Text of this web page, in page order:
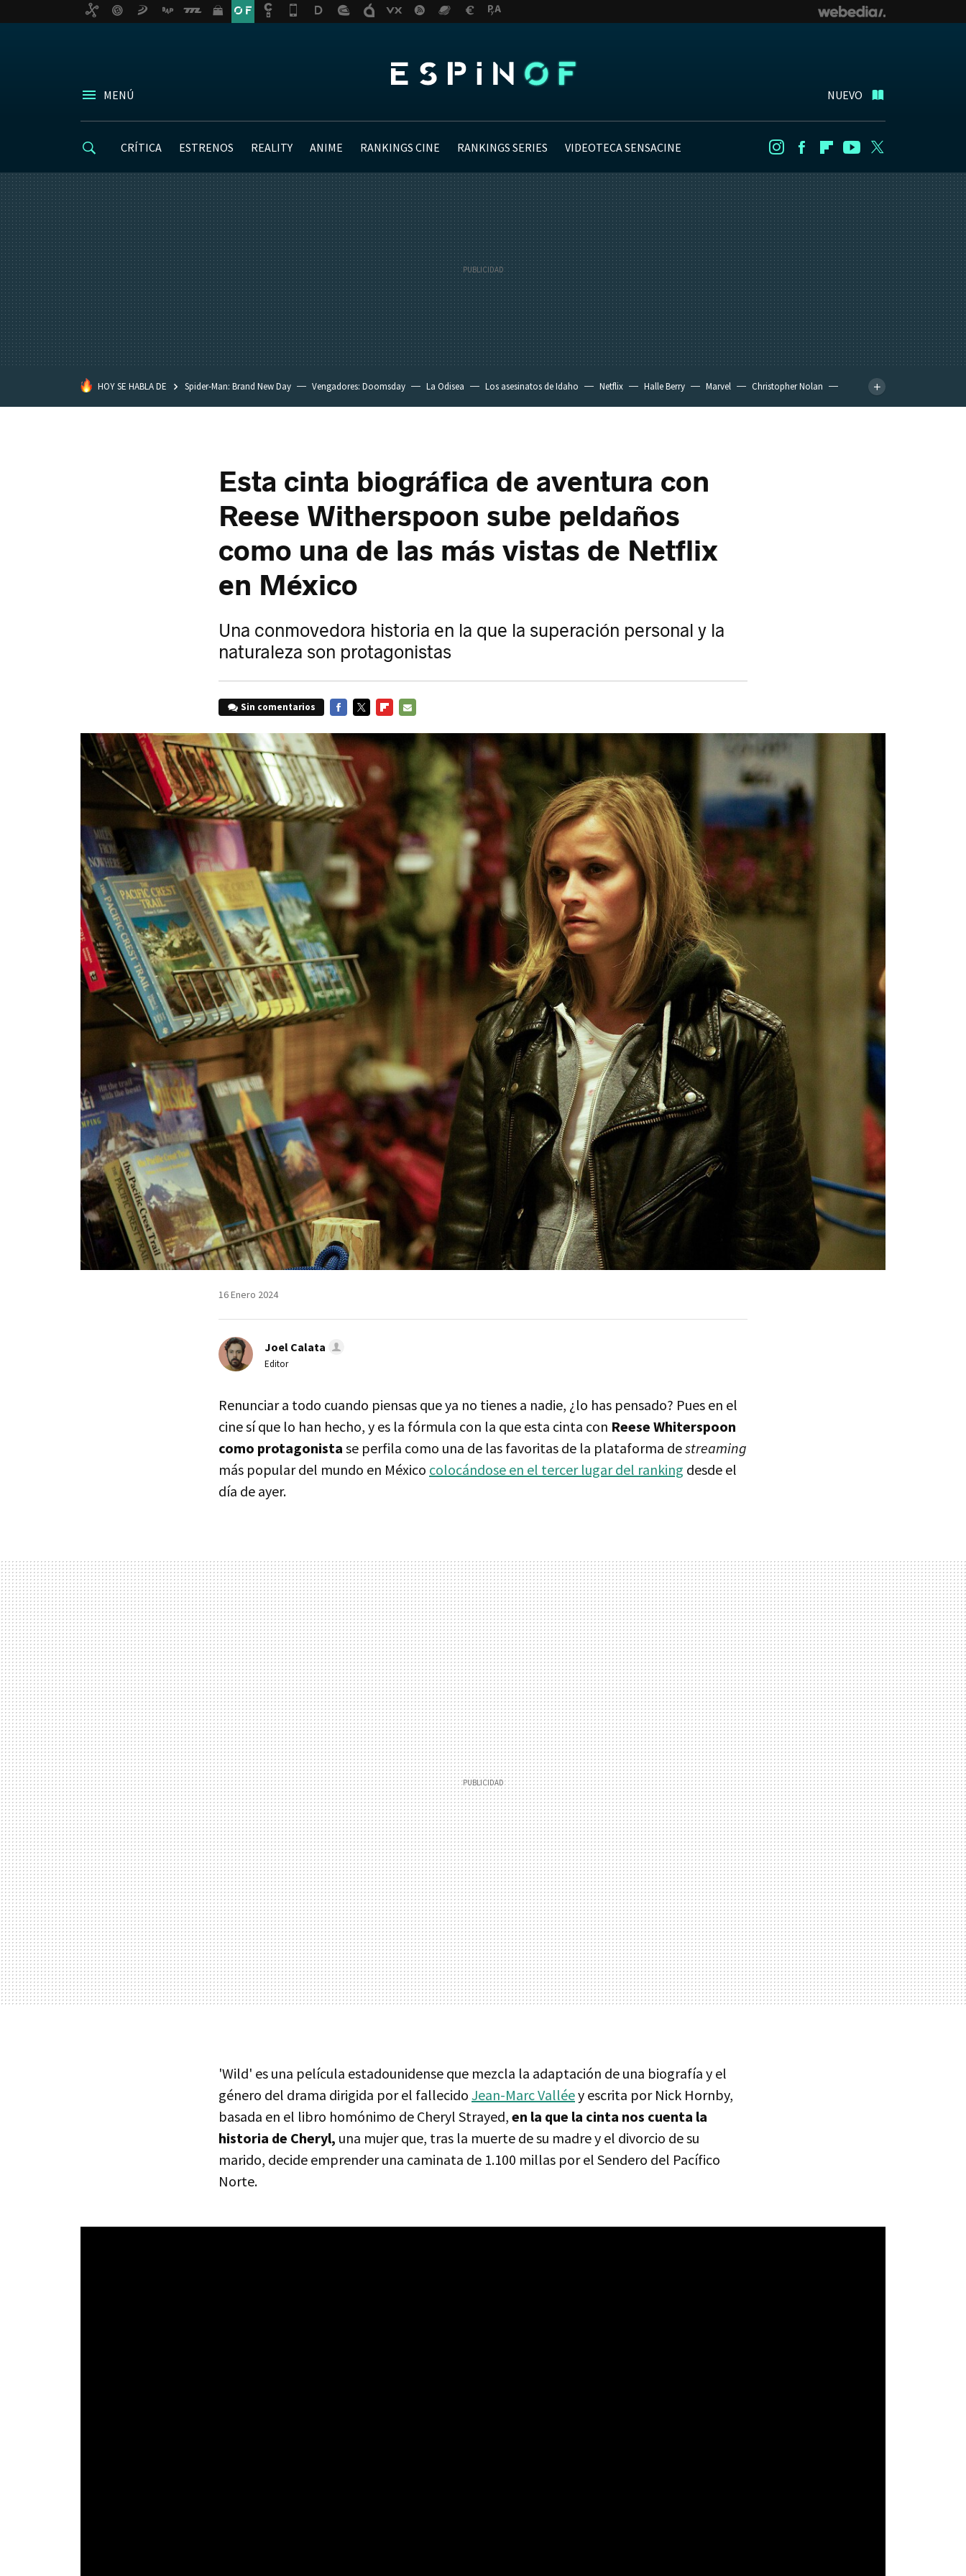
MENÚ NUEVO
CRÍTICA ESTRENOS REALITY ANIME RANKINGS CINE RANKINGS SERIES VIDEOTECA SENSACINE InstagramFacebookFlipboard
Youtube
HOY SE HABLA DE Spider-Man: Brand New Day Vengadores: Doomsday La Odisea Los asesinatos de Idaho Netflix Halle Berry Marvel
Christopher Nolan
Esta cinta biográfica de aventura con
Reese Witherspoon sube peldaños
como una de las más vistas de Netflix
en México
Una conmovedora historia en la que la superación personal y la
naturaleza son protagonistas
Sin comentarios
16 Enero 2024
Joel Calata
Editor
Renunciar a todo cuando piensas que ya no tienes a nadie, ¿lo has pensado? Pues en el
cine sí que lo han hecho, y es la fórmula con la que esta cinta con Reese Whiterspoon
como protagonista se perfila como una de las favoritas de la plataforma destreaming
más popular del mundo en México colocándose en el tercer lugar del ranking desde el
día de ayer.
'Wild' es una película estadounidense que mezcla la adaptación de una biografía y el
género del drama dirigida por el fallecido Jean-Marc Valléey escrita por Nick Hornby,
basada en el libro homónimo de Cheryl Strayed, en la que la cinta nos cuenta la
historia de Cheryl, una mujer que, tras la muerte de su madre y el divorcio de su
marido, decide emprender una caminata de 1.100 millas por el Sendero del Pacífico
Norte.